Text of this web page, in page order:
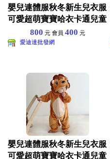
嬰兒連體服秋冬新生兒衣服
可愛超萌寶寶哈衣卡通兒童
睡衣爬服 尺寸70-1
800 元 會員 400 元
愛迪達批發網
嬰兒連體服秋冬新生兒衣服
可愛超萌寶寶哈衣卡通兒童